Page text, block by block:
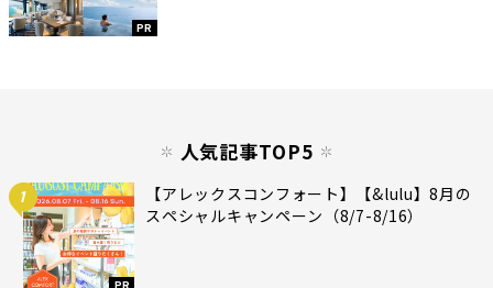
PR
人気記事TOP5
1
PR
【アレックスコンフォート】【&lulu】8月の
スペシャルキャンペーン（8/7-8/16）